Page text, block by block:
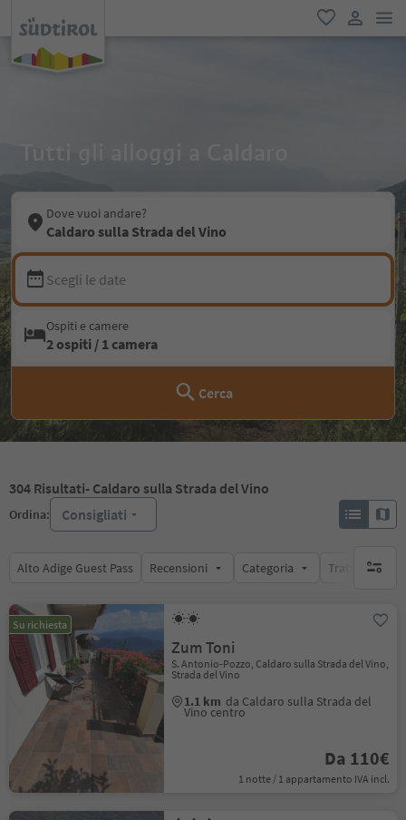
favoriti
user link
Dove vuoi andare?
Caldaro sulla Strada del Vino
Scegli le date
Ospiti e camere
2 ospiti / 1 camera
Cerca
304 Risultati- Caldaro sulla Strada del Vino
Ordina: Consigliati
Alto Adige Guest Pass Recensioni Categoria Trattamento
Su richiesta
Zum Toni
S. Antonio-Pozzo, Caldaro sulla Strada del Vino,
Strada del Vino
1.1 km da Caldaro sulla Strada del
Vino centro
Da 110€
1 notte / 1 appartamento IVA incl.